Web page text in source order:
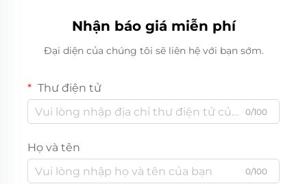
Nhận báo giá miễn phí
Đại diện của chúng tôi sẽ liên hệ với bạn sớm.
Thư điện tử
0/100
Họ và tên
0/100